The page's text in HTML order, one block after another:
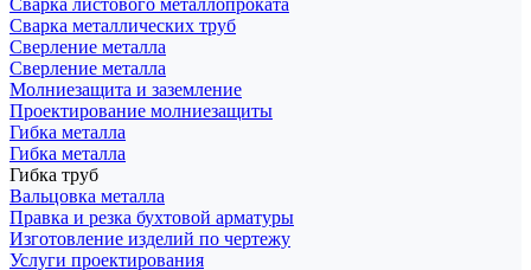
Сварка листового металлопроката
Сварка металлических труб
Сверление металла
Сверление металла
Молниезащита и заземление
Проектирование молниезащиты
Гибка металла
Гибка металла
Гибка труб
Вальцовка металла
Правка и резка бухтовой арматуры
Изготовление изделий по чертежу
Услуги проектирования